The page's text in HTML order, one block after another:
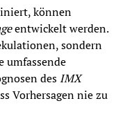
können
entwickelt werden.
sondern
umfassende
des IMX
Vorhersagen nie zu